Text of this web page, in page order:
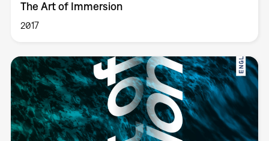
The Art of Immersion
2017